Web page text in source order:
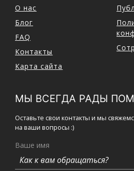
О нас
Блог
FAQ
Контакты
Карта сайта
МЫ ВСЕГДА РАДЫ
Оставьте свои контакты и мы
на ваши вопросы :)
Ваше имя